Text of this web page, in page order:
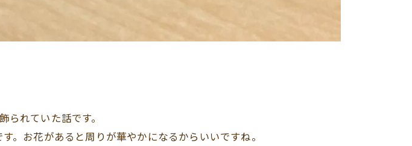
れていた話です。
。お花があると周りが華やかになるからいいですね。